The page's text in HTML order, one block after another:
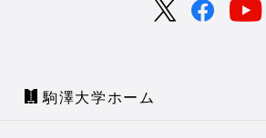
駒澤大学ホーム